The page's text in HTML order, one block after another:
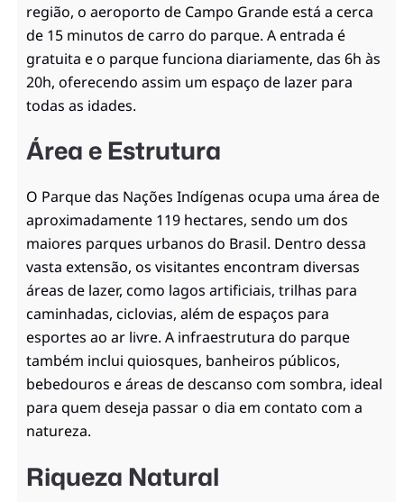
região, o aeroporto de Campo Grande está a cerca
de 15 minutos de carro do parque. A entrada é
gratuita e o parque funciona diariamente, das 6h às
20h, oferecendo assim um espaço de lazer para
todas as idades.
Área e Estrutura
O Parque das Nações Indígenas ocupa uma área de
aproximadamente 119 hectares, sendo um dos
maiores parques urbanos do Brasil. Dentro dessa
vasta extensão, os visitantes encontram diversas
áreas de lazer, como lagos artificiais, trilhas para
caminhadas, ciclovias, além de espaços para
esportes ao ar livre. A infraestrutura do parque
também inclui quiosques, banheiros públicos,
bebedouros e áreas de descanso com sombra, ideal
para quem deseja passar o dia em contato com a
natureza.
Riqueza Natural